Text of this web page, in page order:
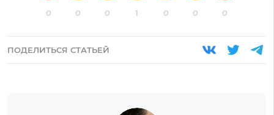
0 0 0 1 0 0 0
ПОДЕЛИТЬСЯ СТАТЬЕЙ